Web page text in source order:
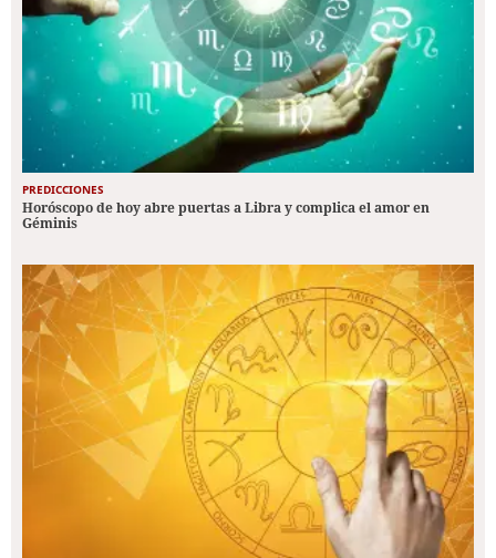
PREDICCIONES
Horóscopo de hoy abre puertas a Libra y complica el amor en
Géminis